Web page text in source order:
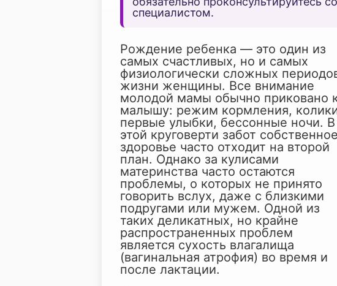
специалистом.
Рождение ребенка — это один из
самых счастливых, но и самых
физиологически сложных
жизни женщины. Все внимание
молодой мамы обычно приковано
малышу: режим кормления,
первые улыбки, бессонные ночи. В
этой круговерти забот
здоровье часто отходит на второй
план. Однако за кулисами
материнства часто остаются
проблемы, о которых не принято
говорить вслух, даже с близкими
подругами или мужем. Одной из
таких деликатных, но крайне
распространенных проблем
является сухость влагалища
(вагинальная атрофия) во время и
после лактации.